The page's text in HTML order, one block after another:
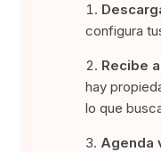
configura
Recibe
hay
lo que
Agenda